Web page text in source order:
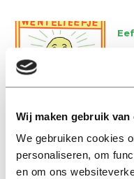
Wij maken gebruik van
We gebruiken cookies
personaliseren, om
en om ons
10